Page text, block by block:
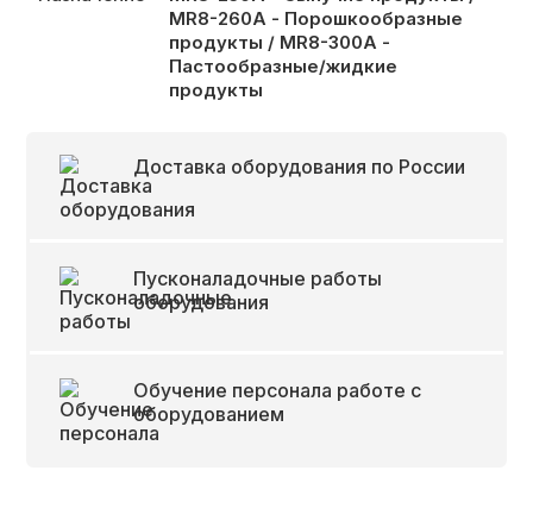
MR8-260A - Порошкообразные
продукты / MR8-300A -
Пастообразные/жидкие
продукты
Доставка оборудования по России
Пусконаладочные работы
оборудования
Обучение персонала работе с
оборудованием